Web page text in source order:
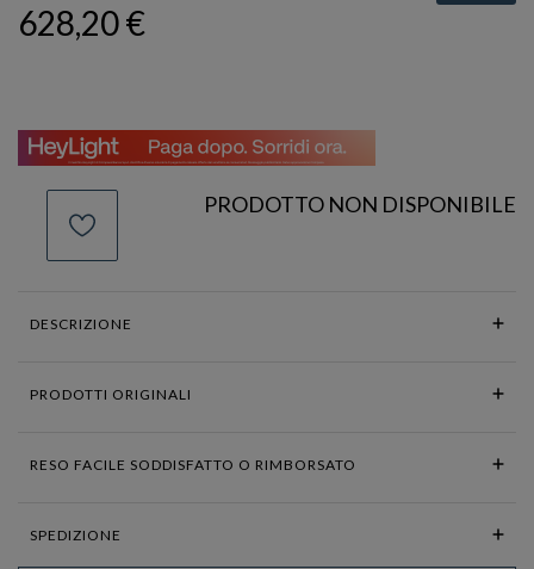
628,20 €
PRODOTTO NON DISPONIBILE
DESCRIZIONE
PRODOTTI ORIGINALI
RESO FACILE SODDISFATTO O RIMBORSATO
SPEDIZIONE